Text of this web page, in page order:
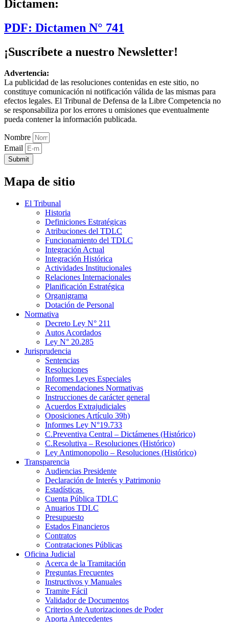
Dictamen:
PDF: Dictamen N° 741
¡Suscríbete a nuestro Newsletter!
Advertencia:
La publicidad de las resoluciones contenidas en este sitio, no
constituye comunicación ni notificación válida de las mismas para
efectos legales. El Tribunal de Defensa de la Libre Competencia no
se responsabiliza por los errores u omisiones que eventualmente
pueda contener la información publicada.
Nombre
Email
Submit
Mapa de sitio
El Tribunal
Historia
Definiciones Estratégicas
Atribuciones del TDLC
Funcionamiento del TDLC
Integración Actual
Integración Histórica
Actividades Institucionales
Relaciones Internacionales
Planificación Estratégica
Organigrama
Dotación de Personal
Normativa
Decreto Ley N° 211
Autos Acordados
Ley N° 20.285
Jurisprudencia
Sentencias
Resoluciones
Informes Leyes Especiales
Recomendaciones Normativas
Instrucciones de carácter general
Acuerdos Extrajudiciales
Oposiciones Artículo 39h)
Informes Ley N°19.733
C.Preventiva Central – Dictámenes (Histórico)
C.Resolutiva – Resoluciones (Histórico)
Ley Antimonopolio – Resoluciones (Histórico)
Transparencia
Audiencias Presidente
Declaración de Interés y Patrimonio
Estadísticas
Cuenta Pública TDLC
Anuarios TDLC
Presupuesto
Estados Financieros
Contratos
Contrataciones Públicas
Oficina Judicial
Acerca de la Tramitación
Preguntas Frecuentes
Instructivos y Manuales
Tramite Fácil
Validador de Documentos
Criterios de Autorizaciones de Poder
Aporta Antecedentes